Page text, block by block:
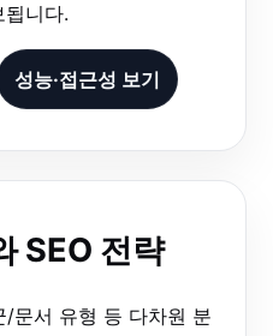
니다.
성능·접근성 보기
SEO 전략
문서 유형 등 다차원 분